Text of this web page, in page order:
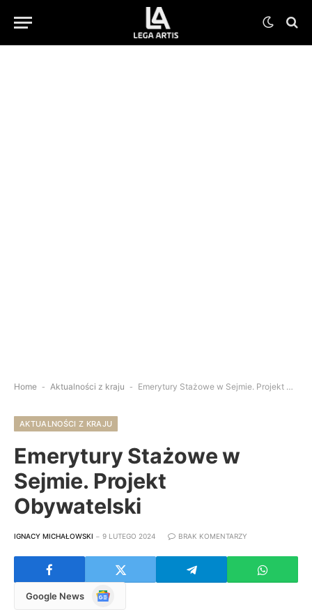
Home - Aktualności z kraju - Emerytury Stażowe w Sejmie. Projekt Obywatelski
AKTUALNOŚCI Z KRAJU
Emerytury Stażowe w
Sejmie. Projekt
Obywatelski
IGNACY MICHAŁOWSKI 9 LUTEGO 2024 BRAK KOMENTARZY
Google News
Google